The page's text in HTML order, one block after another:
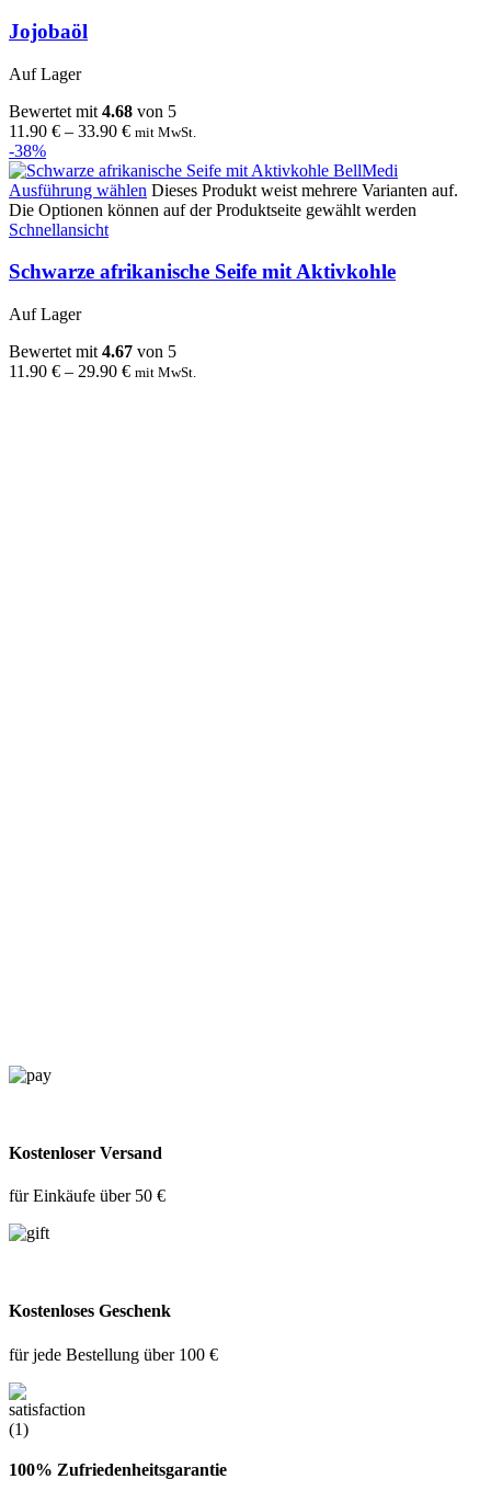
Jojobaöl
Auf Lager
Bewertet mit 4.68 von 5
11.90 € – 33.90 € mit MwSt.
-38%
Ausführung wählen Dieses Produkt weist mehrere Varianten auf.
Die Optionen können auf der Produktseite gewählt werden
Schnellansicht
Schwarze afrikanische Seife mit Aktivkohle
Auf Lager
Bewertet mit 4.67 von 5
11.90 € – 29.90 € mit MwSt.
Kostenloser Versand
für Einkäufe über 50 €
Kostenloses Geschenk
für jede Bestellung über 100 €
100% Zufriedenheitsgarantie